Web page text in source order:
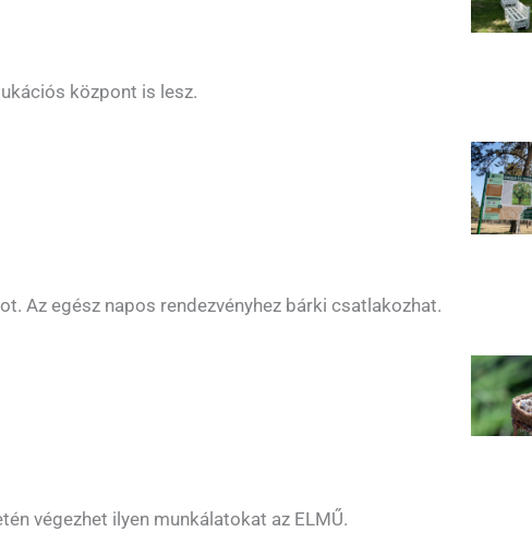
központ is lesz.
Az egész napos rendezvényhez bárki csatlakozhat.
végezhet ilyen munkálatokat az ELMŰ.